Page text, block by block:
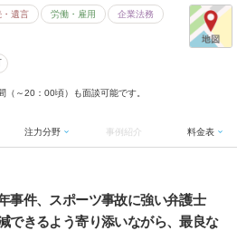
・遺言 労働・雇用 企業法務
（～20：00頃）も面談可能です。
注力分野 事例紹介 料金表
事件、スポーツ事故に強い弁護士
できるよう寄り添いながら、最良な